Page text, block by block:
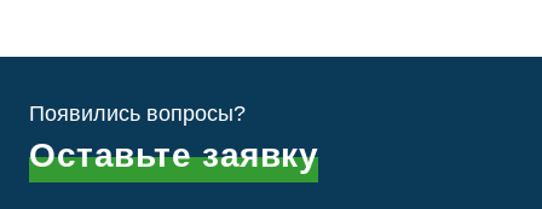
Появились вопросы?
Оставьте заявку